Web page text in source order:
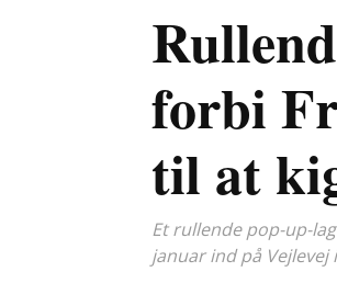
forbi
til at
Et rullende pop-up-
januar ind på